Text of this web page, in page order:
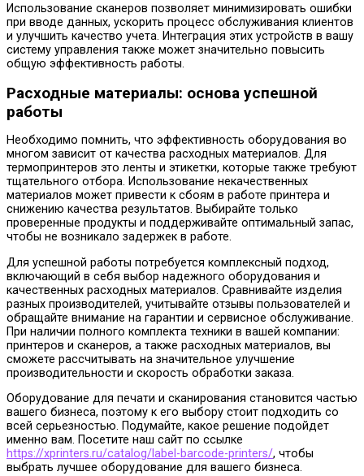
Использование сканеров позволяет минимизировать ошибки
при вводе данных, ускорить процесс обслуживания клиентов
и улучшить качество учета. Интеграция этих устройств в вашу
систему управления также может значительно повысить
общую эффективность работы.
Расходные материалы: основа успешной
работы
Необходимо помнить, что эффективность оборудования во
многом зависит от качества расходных материалов. Для
термопринтеров это ленты и этикетки, которые также требуют
тщательного отбора. Использование некачественных
материалов может привести к сбоям в работе принтера и
снижению качества результатов. Выбирайте только
проверенные продукты и поддерживайте оптимальный запас,
чтобы не возникало задержек в работе.
Для успешной работы потребуется комплексный подход,
включающий в себя выбор надежного оборудования и
качественных расходных материалов. Сравнивайте изделия
разных производителей, учитывайте отзывы пользователей и
обращайте внимание на гарантии и сервисное обслуживание.
При наличии полного комплекта техники в вашей компании:
принтеров и сканеров, а также расходных материалов, вы
сможете рассчитывать на значительное улучшение
производительности и скорость обработки заказа.
Оборудование для печати и сканирования становится частью
вашего бизнеса, поэтому к его выбору стоит подходить со
всей серьезностью. Подумайте, какое решение подойдет
именно вам. Посетите наш сайт по ссылке
https://xprinters.ru/catalog/label-barcode-printers/, чтобы
выбрать лучшее оборудование для вашего бизнеса.